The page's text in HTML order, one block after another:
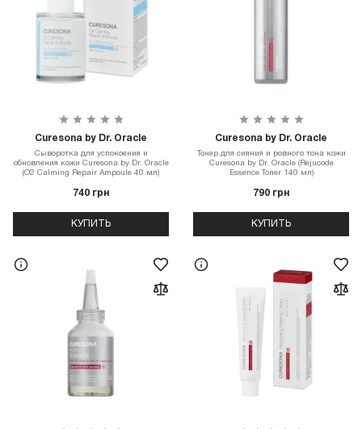
Curesona by Dr. Oracle
Сыворотка для успокоения и
обновления кожи Curesona by Dr. Oracle
(O2 Calming Repair Ampoule 40 мл)
740 грн
КУПИТЬ
Curesona by Dr. Oracle
Тонер для сияния и ровного тона кожи
Curesona by Dr. Oracle (Rejucode
Essence Toner 140 мл)
790 грн
КУПИТЬ